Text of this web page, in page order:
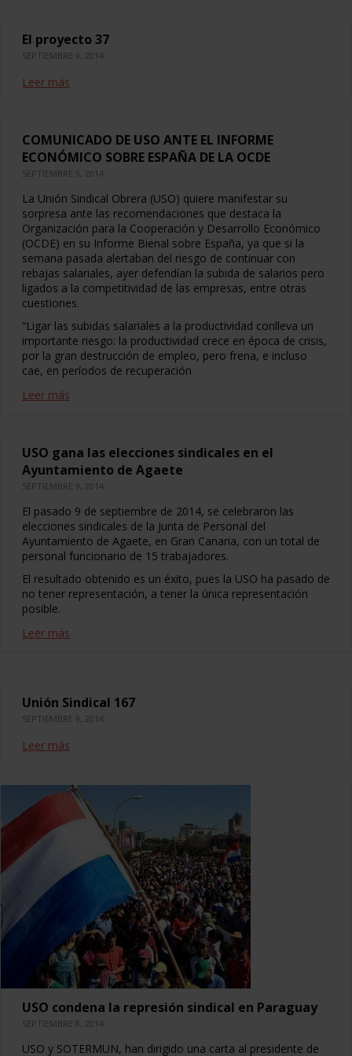
El proyecto 37
SEPTIEMBRE 9, 2014
Leer más
COMUNICADO DE USO ANTE EL INFORME
ECONÓMICO SOBRE ESPAÑA DE LA OCDE
SEPTIEMBRE 9, 2014
La Unión Sindical Obrera (USO) quiere manifestar su
sorpresa ante las recomendaciones que destaca la
Organización para la Cooperación y Desarrollo Económico
(OCDE) en su Informe Bienal sobre España, ya que si la
semana pasada alertaban del riesgo de continuar con
rebajas salariales, ayer defendían la subida de salarios pero
ligados a la competitividad de las empresas, entre otras
cuestiones.
“Ligar las subidas salariales a la productividad conlleva un
importante riesgo: la productividad crece en época de crisis,
por la gran destrucción de empleo, pero frena, e incluso
cae, en períodos de recuperación
Leer más
USO gana las elecciones sindicales en el
Ayuntamiento de Agaete
SEPTIEMBRE 9, 2014
El pasado 9 de septiembre de 2014, se celebraron las
elecciones sindicales de la Junta de Personal del
Ayuntamiento de Agaete, en Gran Canaria, con un total de
personal funcionario de 15 trabajadores.
El resultado obtenido es un éxito, pues la USO ha pasado de
no tener representación, a tener la única representación
posible.
Leer más
Unión Sindical 167
SEPTIEMBRE 9, 2014
Leer más
USO condena la represión sindical en Paraguay
SEPTIEMBRE 8, 2014
USO y SOTERMUN, han dirigido una carta al presidente de